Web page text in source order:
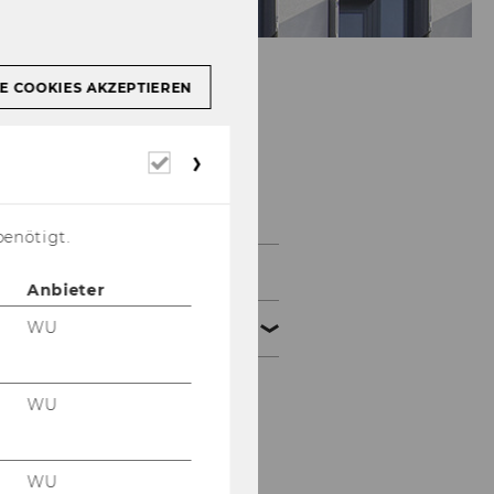
Empirische
Team
COOKIES AKZEPTIEREN
Erforderliche
Anbieter
WU
WU
WU